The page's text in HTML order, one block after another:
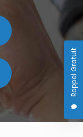
Rappel Gratuit